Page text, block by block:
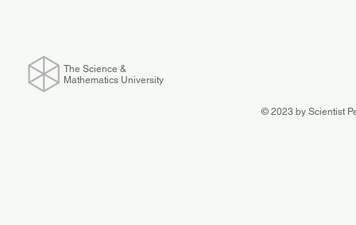
The Science &
Mathematics University
© 2023 by Scientist